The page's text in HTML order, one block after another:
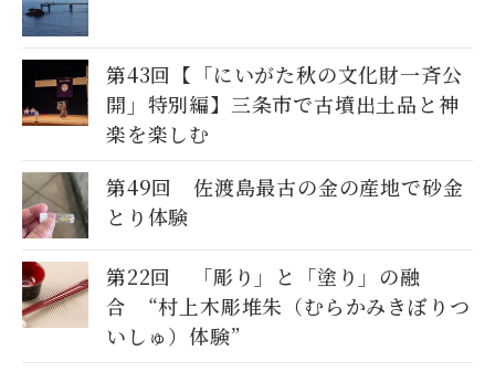
第43回【「にいがた秋の文化財一斉公
開」特別編】三条市で古墳出土品と神
楽を楽しむ
第49回 佐渡島最古の金の産地で砂金
とり体験
第22回 「彫り」と「塗り」の融
合 “村上木彫堆朱（むらかみきぼりつ
いしゅ）体験”